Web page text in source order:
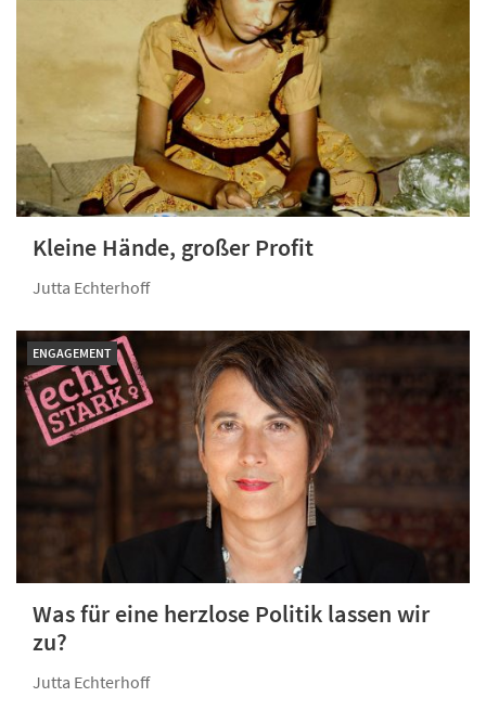
Kleine Hände, großer Profit
Jutta Echterhoff
ENGAGEMENT
Was für eine herzlose Politik lassen wir
zu?
Jutta Echterhoff